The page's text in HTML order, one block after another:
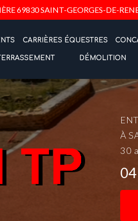
69830 SAINT-GEORGES-DE-
CARRIÈRES ÉQUESTRES
DÉMOLITION
À
30